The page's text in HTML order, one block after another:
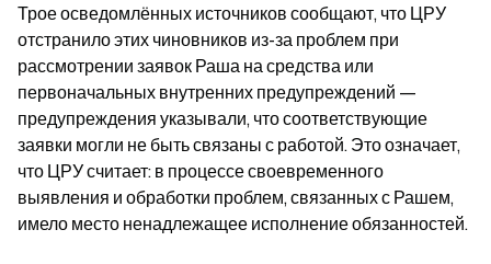
Трое осведомлённых источников сообщают, что ЦРУ
отстранило этих чиновников из-за проблем при
рассмотрении заявок Раша на средства или
первоначальных внутренних предупреждений —
предупреждения указывали, что соответствующие
заявки могли не быть связаны с работой. Это означает,
что ЦРУ считает: в процессе своевременного
выявления и обработки проблем, связанных с Рашем,
имело место ненадлежащее исполнение обязанностей.